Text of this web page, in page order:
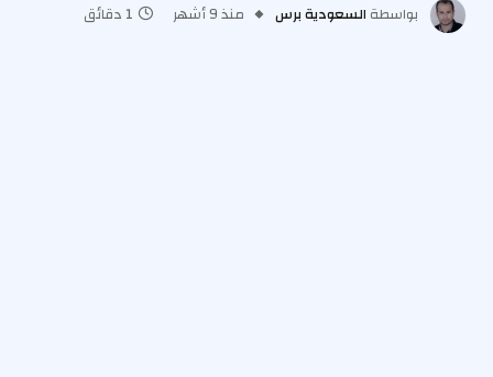
بواسطة السعودية برس منذ 9 أشهر 1 دقائق